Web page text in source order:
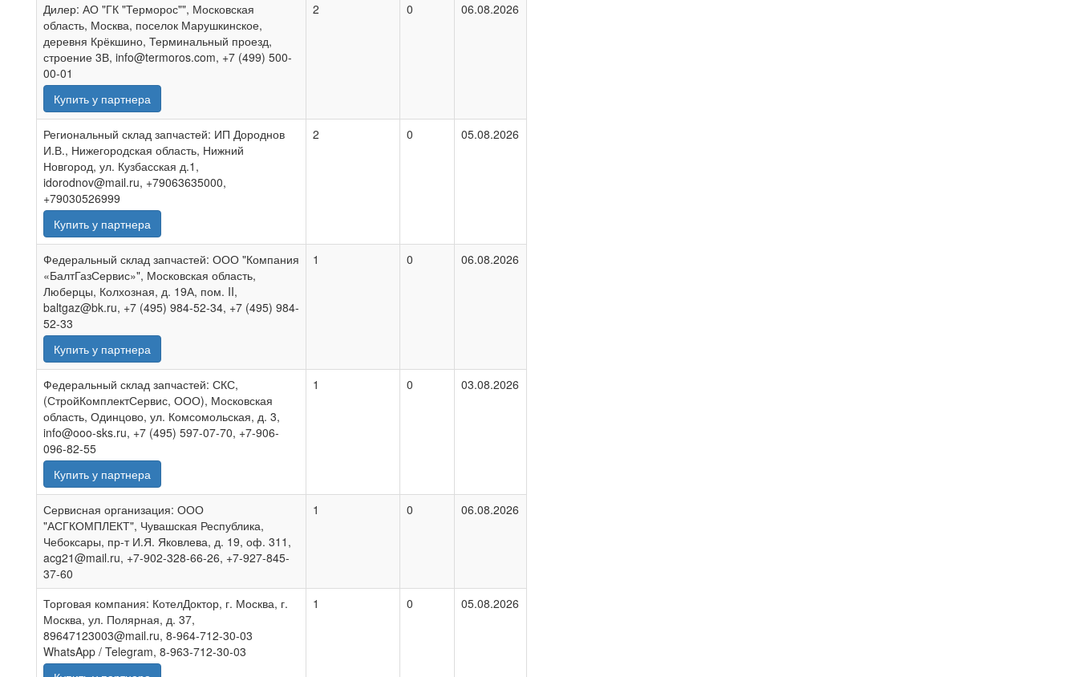
Дилер: АО "ГК "Терморос"", Московская
область, Москва, поселок Марушкинское,
деревня Крёкшино, Терминальный проезд,
строение 3В, info@termoros.com, +7 (499) 500-
00-01
Купить у партнера
2 0 06.08.2026
Региональный склад запчастей: ИП Дороднов
И.В., Нижегородская область, Нижний
Новгород, ул. Кузбасская д.1,
idorodnov@mail.ru, +79063635000,
+79030526999
Купить у партнера
2 0 05.08.2026
Федеральный склад запчастей: ООО "Компания
«БалтГазСервис»", Московская область,
Люберцы, Колхозная, д. 19А, пом. II,
baltgaz@bk.ru, +7 (495) 984-52-34, +7 (495) 984-
52-33
Купить у партнера
1 0 06.08.2026
Федеральный склад запчастей: СКС,
(СтройКомплектСервис, ООО), Московская
область, Одинцово, ул. Комсомольская, д. 3,
info@ooo-sks.ru, +7 (495) 597-07-70, +7-906-
096-82-55
Купить у партнера
1 0 03.08.2026
Сервисная организация: ООО
"АСГКОМПЛЕКТ", Чувашская Республика,
Чебоксары, пр-т И.Я. Яковлева, д. 19, оф. 311,
acg21@mail.ru, +7-902-328-66-26, +7-927-845-
37-60
1 0 06.08.2026
Торговая компания: КотелДоктор, г. Москва, г.
Москва, ул. Полярная, д. 37,
89647123003@mail.ru, 8-964-712-30-03
WhatsApp / Telegram, 8-963-712-30-03
1 0 05.08.2026